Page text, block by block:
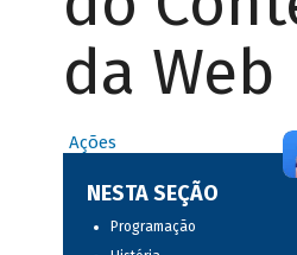
da Web
Ações
NESTA SEÇÃO
Programação